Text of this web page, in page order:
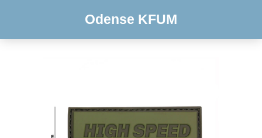
Odense KFUM